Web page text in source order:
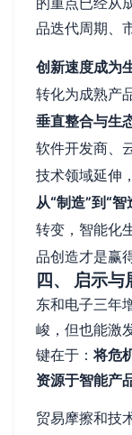
品迭代周期、
创新速度成为
转化为成熟产
垂直整合与生
软件开发商、
技术领域延伸
从“制造”到“智
转变，智能化
品创造才是赢
四、 启示与
东和电子三年
峻，但也能激
键在于：将危
资源于智能产
贸易摩擦和技